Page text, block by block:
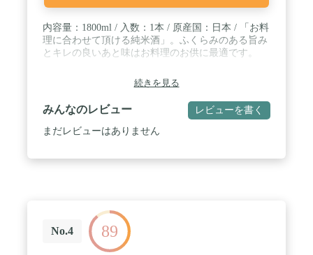
内容量：1800ml / 入数：1本 / 原産国：日本 / 「お料
理に合わせて頂ける純米酒」。ふくらみのある旨み
とキレの良いあと味はお料理のお供に最適です。
続きを見る
みんなのレビュー レビューを書く
まだレビューはありません
No.4 89